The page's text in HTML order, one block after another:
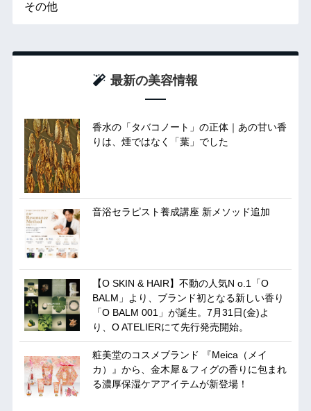
その他
最新の美容情報
香水の「タバコノート」の正体｜あの甘い香
りは、煙ではなく「葉」でした
音浴セラピスト養成講座 新メソッド追加
【O SKIN & HAIR】不動の人気N o.1「O
BALM」より、ブランド初となる新しい香り
「O BALM 001」が誕生。7月31日(金)よ
り、O ATELIERにて先行発売開始。
粧美堂のコスメブランド 『Meica（メイ
カ）』から、金木犀＆フィグの香りに包まれ
る濃厚保湿ケアアイテムが新登場！